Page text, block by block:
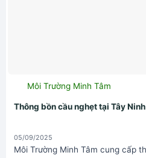
Môi Trường Minh Tâm
Thông bồn cầu nghẹt tại Tây
05/09/2025
Môi Trường Minh Tâm cung cấp